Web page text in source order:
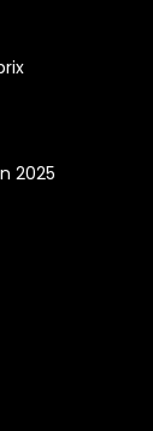
2025